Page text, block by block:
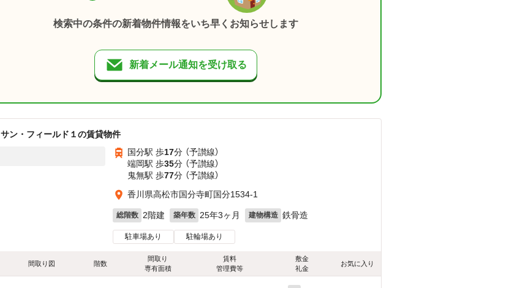
検索中の条件の新着物件情報をいち早くお知らせします
新着メール通知を受け取る
サン・フィールド１の賃貸物件
国分駅 歩17分 （予讃線）
端岡駅 歩35分 （予讃線）
鬼無駅 歩77分 （予讃線）
香川県高松市国分寺町国分1534-1
総階数 2階建 築年数 25年3ヶ月 建物構造 鉄骨造
駐車場あり 駐輪場あり
間取り図 階数
間取り
専有面積
賃料
管理費等
敷金
礼金
お気に入り